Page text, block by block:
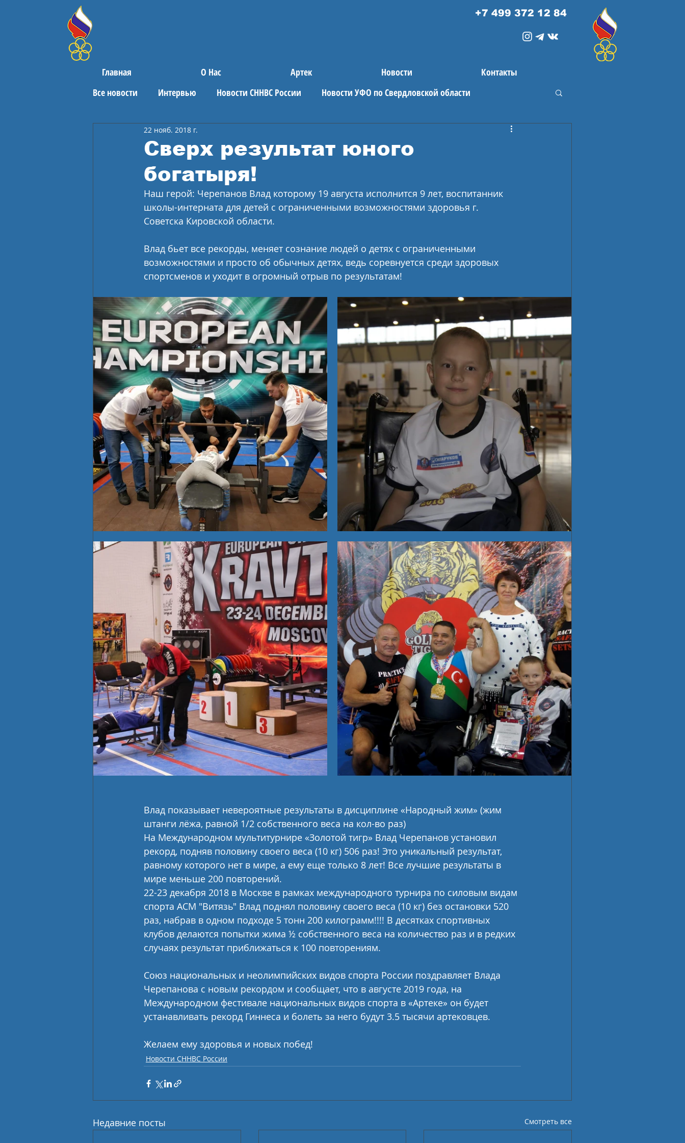
+7 499 372 12 84
Главная О Нас Артек Новости
Контакты
Все новости
Интервью Новости СННВС России Новости УФО по Свердловской области
Поздравления Спортивные новости
Сверх результат юного
богатыря!
22 нояб. 2018 г.
Наш герой: Черепанов Влад которому 19 августа исполнится 9 лет, воспитанник
школы-интерната для детей с ограниченными возможностями здоровья г.
Советска Кировской области.
Влад бьет все рекорды, меняет сознание людей о детях с ограниченными
возможностями и просто об обычных детях, ведь соревнуется среди здоровых
спортсменов и уходит в огромный отрыв по результатам!
Влад показывает невероятные результаты в дисциплине «Народный жим» (жим
штанги лёжа, равной 1/2 собственного веса на кол-во раз)
На Международном мультитурнире «Золотой тигр» Влад Черепанов установил
рекорд, подняв половину своего веса (10 кг) 506 раз! Это уникальный результат,
равному которого нет в мире, а ему еще только 8 лет! Все лучшие результаты в
мире меньше 200 повторений.
22-23 декабря 2018 в Москве в рамках международного турнира по силовым видам
спорта АСМ "Витязь" Влад поднял половину своего веса (10 кг) без остановки 520
раз, набрав в одном подходе 5 тонн 200 килограмм!!!! В десятках спортивных
клубов делаются попытки жима ½ собственного веса на количество раз и в редких
случаях результат приближаться к 100 повторениям.
Союз национальных и неолимпийских видов спорта России поздравляет Влада
Черепанова с новым рекордом и сообщает, что в августе 2019 года, на
Международном фестивале национальных видов спорта в «Артеке» он будет
устанавливать рекорд Гиннеса и болеть за него будут 3.5 тысячи артековцев.
Желаем ему здоровья и новых побед!
Новости СННВС России
Недавние посты Смотреть все